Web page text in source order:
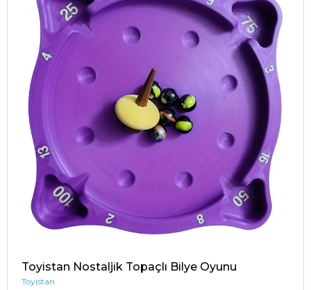
Toyistan Nostaljik Topaçlı Bilye Oyunu
Toyistan